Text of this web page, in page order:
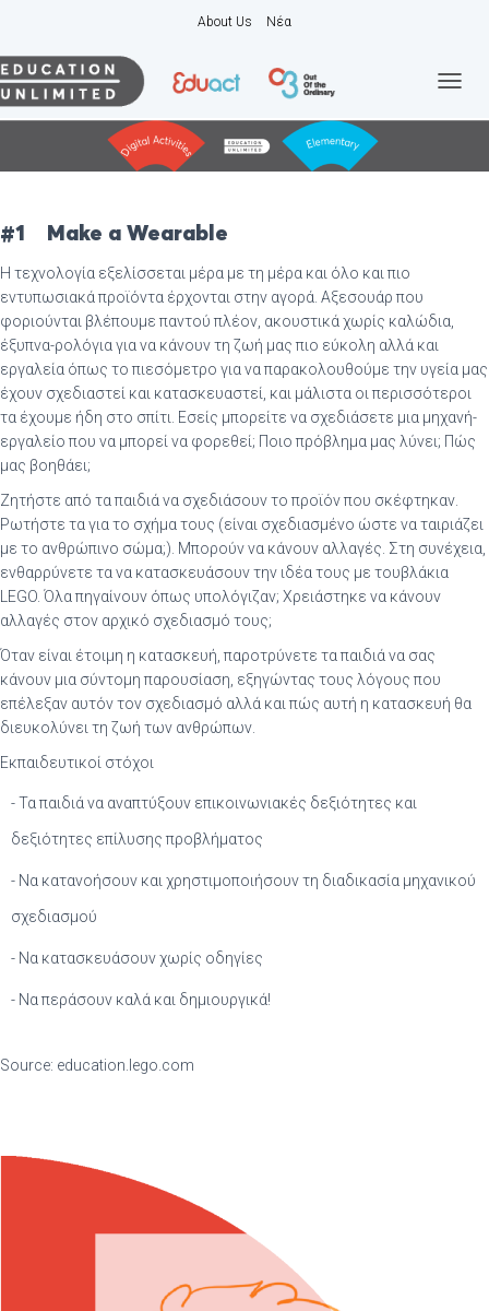
About Us Νέα
Ν
Ή
Η
Σ
#1 Make a Wearable
Η τεχνολογία εξελίσσεται μέρα με τη μέρα και όλο και πιο
εντυπωσιακά προϊόντα έρχονται στην αγορά. Αξεσουάρ που
φοριούνται βλέπουμε παντού πλέον, ακουστικά χωρίς καλώδια,
έξυπνα-ρολόγια για να κάνουν τη ζωή μας πιο εύκολη αλλά και
εργαλεία όπως το πιεσόμετρο για να παρακολουθούμε την υγεία μας
έχουν σχεδιαστεί και κατασκευαστεί, και μάλιστα οι περισσότεροι
τα έχουμε ήδη στο σπίτι. Εσείς μπορείτε να σχεδιάσετε μια μηχανή-
εργαλείο που να μπορεί να φορεθεί; Ποιο πρόβλημα μας λύνει; Πώς
μας βοηθάει;
Ζητήστε από τα παιδιά να σχεδιάσουν το προϊόν που σκέφτηκαν.
Ρωτήστε τα για το σχήμα τους (είναι σχεδιασμένο ώστε να ταιριάζει
με το ανθρώπινο σώμα;). Μπορούν να κάνουν αλλαγές. Στη συνέχεια,
ενθαρρύνετε τα να κατασκευάσουν την ιδέα τους με τουβλάκια
LEGO. Όλα πηγαίνουν όπως υπολόγιζαν; Χρειάστηκε να κάνουν
αλλαγές στον αρχικό σχεδιασμό τους;
Όταν είναι έτοιμη η κατασκευή, παροτρύνετε τα παιδιά να σας
κάνουν μια σύντομη παρουσίαση, εξηγώντας τους λόγους που
επέλεξαν αυτόν τον σχεδιασμό αλλά και πώς αυτή η κατασκευή θα
διευκολύνει τη ζωή των ανθρώπων.
Εκπαιδευτικοί στόχοι
- Τα παιδιά να αναπτύξουν επικοινωνιακές δεξιότητες και
δεξιότητες επίλυσης προβλήματος
- Να κατανοήσουν και χρηστιμοποιήσουν τη διαδικασία μηχανικού
σχεδιασμού
- Να κατασκευάσουν χωρίς οδηγίες
- Να περάσουν καλά και δημιουργικά!
Source: education.lego.com